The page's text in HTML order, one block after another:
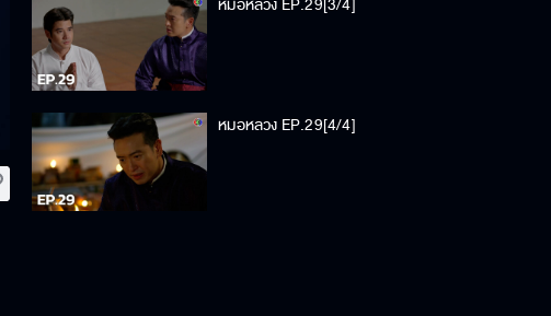
หมอหลวง EP.29[4/4]